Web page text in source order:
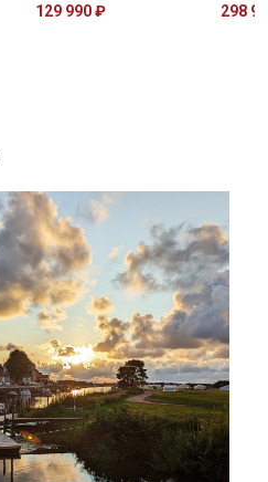
129 990 ₽
298